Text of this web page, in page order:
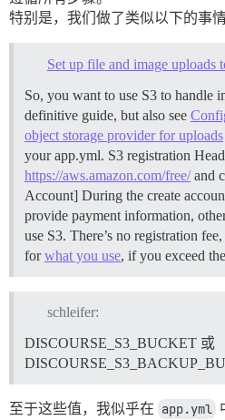
特别是，我们做了类似以下的事情
Set up file and image uploads
So, you want to use S3 to handle
definitive guide, but also see
object storage provider for uploads
your app.yml. S3 registration
https://aws.amazon.com/free/and
Account] During the create
provide payment information,
use S3. There’s no registration
forwhat you use, if you exceed the
schleifer:
DISCOURSE_S3_BUCKET 或
至于这些值，我似乎在 app.yml